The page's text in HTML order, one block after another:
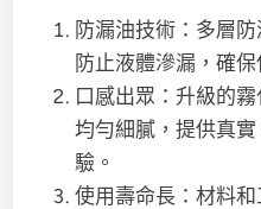
防漏油技術：多層
防止液體滲漏，確
口感出眾：升級的
均勻細膩，提供真
驗。
使用壽命長：材料